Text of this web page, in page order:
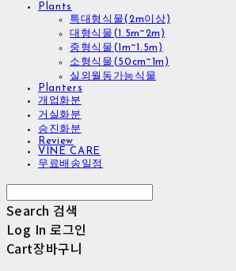
Plants
특대형식물(2m이상)
대형식물(1.5m~2m)
중형식물(1m~1.5m)
소형식물(50cm~1m)
실외월동가능식물
Planters
개업화분
거실화분
승진화분
Review
VINE CARE
무료배송일정
Search 검색
Log In 로그인
Cart장바구니